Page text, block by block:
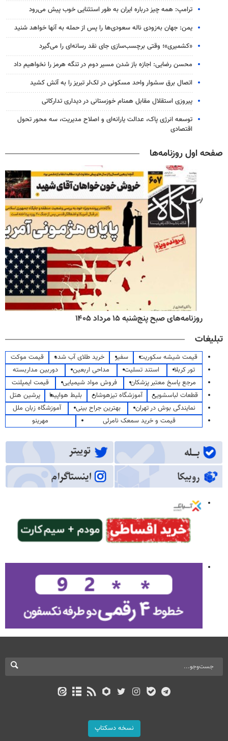
ترامپ: همه چیز درباره ایران به طور استثنایی خوب پیش می‌رود
یمن: جهان به‌زودی ناله سعودی‌ها را پس از حمله به آنها خواهد شنید
«کشمیری»؛ وقتی برچسب‌سازی جای نقد رسانه‌ای را می‌گیرد
محسن رضایی: اجازه باز شدن مسیر دوم در تنگه هرمز را نخواهیم داد
اتصال برق سشوار واحد مسکونی در لک‌لر تبریز را به آتش کشید
پیروزی استقلال مقابل همنام خوزستانی در دیداری تدارکاتی
توسعه انرژی پاک، عدالت یارانه‌ای و اصلاح مدیریت، سه محور تحول
اقتصادی
صفحه اول روزنامه‌ها
روزنامه‌های صبح پنج‌شنبه ۱۵ مرداد ۱۴۰۵
تبلیغات
قیمت شیشه سکوریت سفیر خرید طلای آب شده
قیمت موکت
تور کربلا
استند تسلیت مداحی اربعین
دوربین مداربسته
مرجع پاسخ معتبر پزشکان
فروش مواد شیمیایی
قیمت ایمپلنت
قطعات لباسشویی
آموزشگاه تیزهوشان بلیط هواپیما
پرشین هتل
نمایندگی بوش در تهران
بهترین جراح بینی
آموزشگاه زبان ملل
قیمت و خرید سمعک نامرئی
مهرینو
نسخه دسکتاپ